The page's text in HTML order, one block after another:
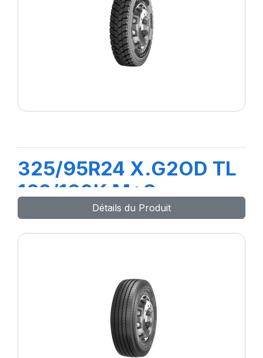
325/95R24 X.G2OD TL
162/160K M+S
Détails du Produit